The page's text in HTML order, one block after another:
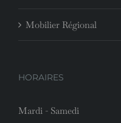
Mobilier Régional
HORAIRES
Mardi - Samedi